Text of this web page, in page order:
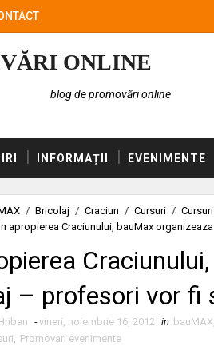
ONLINE
blog de promovări online
INFORMAȚII EVENIMENTE
/ Bricolaj / Craciun / Cursuri /
apropierea Craciunului, bauMax
– profesori vor fi
- vineri, noiembrie 16, 2012 in bauMAX
, Promovari evenimente